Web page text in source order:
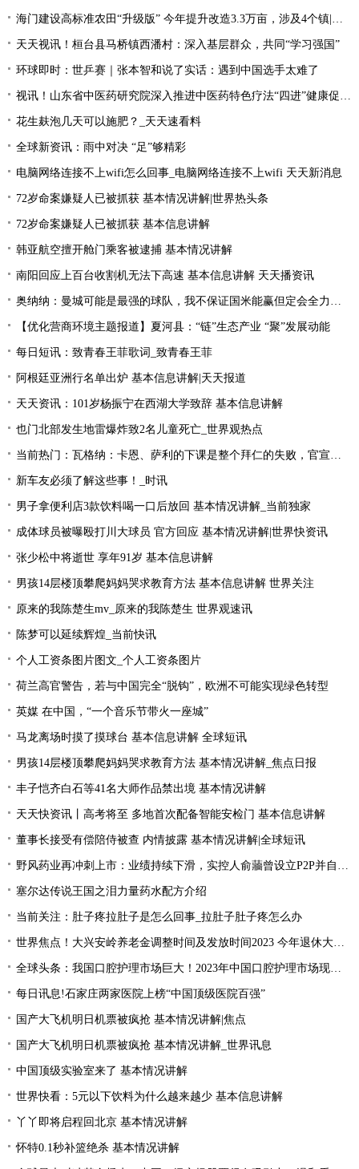
海门建设高标准农田“升级版” 今年提升改造3.3万亩，涉及4个镇|每日速读
天天视讯！桓台县马桥镇西潘村：深入基层群众，共同“学习强国”
环球即时：世乒赛｜张本智和说了实话：遇到中国选手太难了
视讯！山东省中医药研究院深入推进中医药特色疗法“四进”健康促进行动
花生麸泡几天可以施肥？_天天速看料
全球新资讯：雨中对决 “足”够精彩
电脑网络连接不上wifi怎么回事_电脑网络连接不上wifi 天天新消息
72岁命案嫌疑人已被抓获 基本情况讲解|世界热头条
72岁命案嫌疑人已被抓获 基本信息讲解
韩亚航空擅开舱门乘客被逮捕 基本情况讲解
南阳回应上百台收割机无法下高速 基本信息讲解 天天播资讯
奥纳纳：曼城可能是最强的球队，我不保证国米能赢但定会全力以赴|环球最新
【优化营商环境主题报道】夏河县：“链”生态产业 “聚”发展动能
每日短讯：致青春王菲歌词_致青春王菲
阿根廷亚洲行名单出炉 基本信息讲解|天天报道
天天资讯：101岁杨振宁在西湖大学致辞 基本信息讲解
也门北部发生地雷爆炸致2名儿童死亡_世界观热点
当前热门：瓦格纳：卡恩、萨利的下课是整个拜仁的失败，官宣的时机让我无言
新车友必须了解这些事！_时讯
男子拿便利店3款饮料喝一口后放回 基本情况讲解_当前独家
成体球员被曝殴打川大球员 官方回应 基本情况讲解|世界快资讯
张少松中将逝世 享年91岁 基本信息讲解
男孩14层楼顶攀爬妈妈哭求教育方法 基本信息讲解 世界关注
原来的我陈楚生mv_原来的我陈楚生 世界观速讯
陈梦可以延续辉煌_当前快讯
个人工资条图片图文_个人工资条图片
荷兰高官警告，若与中国完全“脱钩”，欧洲不可能实现绿色转型
英媒 在中国，“一个音乐节带火一座城”
马龙离场时摸了摸球台 基本信息讲解 全球短讯
男孩14层楼顶攀爬妈妈哭求教育方法 基本情况讲解_焦点日报
丰子恺齐白石等41名大师作品禁出境 基本情况讲解
天天快资讯丨高考将至 多地首次配备智能安检门 基本信息讲解
董事长接受有偿陪侍被查 内情披露 基本情况讲解|全球短讯
野风药业再冲刺上市：业绩持续下滑，实控人俞蘠曾设立P2P并自融 天天观察
塞尔达传说王国之泪力量药水配方介绍
当前关注：肚子疼拉肚子是怎么回事_拉肚子肚子疼怎么办
世界焦点！大兴安岭养老金调整时间及发放时间2023 今年退休大概会涨的的？
全球头条：我国口腔护理市场巨大！2023年中国口腔护理市场现状分析
每日讯息!石家庄两家医院上榜“中国顶级医院百强”
国产大飞机明日机票被疯抢 基本情况讲解|焦点
国产大飞机明日机票被疯抢 基本情况讲解_世界讯息
中国顶级实验室来了 基本情况讲解
世界快看：5元以下饮料为什么越来越少 基本信息讲解
丫丫即将启程回北京 基本情况讲解
怀特0.1秒补篮绝杀 基本情况讲解